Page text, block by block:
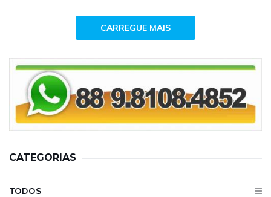
CARREGUE MAIS
CATEGORIAS
TODOS